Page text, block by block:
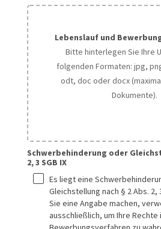
Lebenslauf und
Bitte hinterlegen Sie Ihre
folgenden Formaten: jpg,
odt, doc oder docx
Dokumente).
Ziehen Sie Dateien hierher oder
Schwerbehinderung oder
2, 3 SGB IX
Es liegt eine
Gleichstellung nach § 2 Abs. 2,
Sie eine Angabe machen,
ausschließlich, um Ihre Rechte